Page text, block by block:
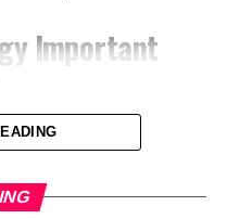
Important